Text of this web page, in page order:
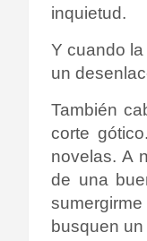
inquietud.
Y cuando
un
También
corte
novelas. A
de una
busquen